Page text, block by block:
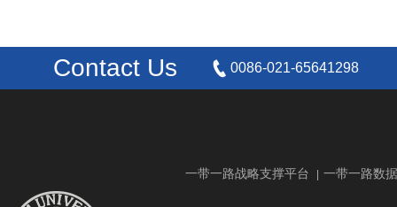
Contact Us 0086-021-65641298
一带一路战略支撑平台 一带一路数